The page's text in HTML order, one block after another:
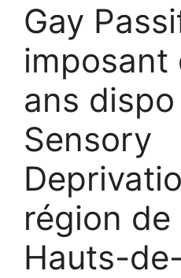
Gay
imposant
ans
Sensory
région de
Hauts-